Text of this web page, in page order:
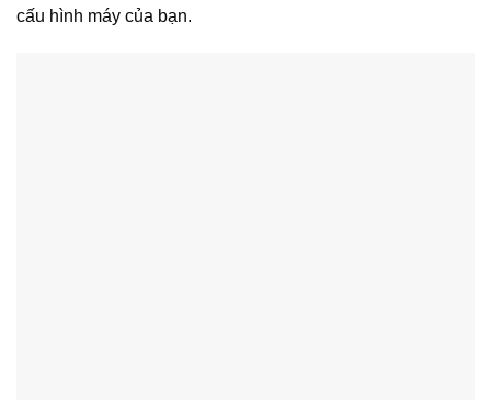
cấu hình máy của bạn.